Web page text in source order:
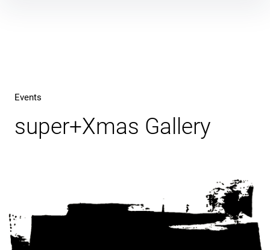
Events
super+Xmas Gallery